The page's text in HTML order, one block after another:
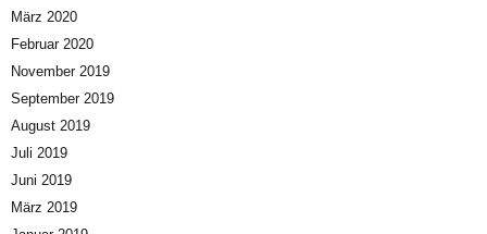
März 2020
Februar 2020
November 2019
September 2019
August 2019
Juli 2019
Juni 2019
März 2019